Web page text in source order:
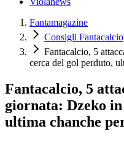
Fantamagazine
Consigli Fantacalcio
Fantacalcio, 5
cerca del gol perduto,
Fantacalcio, 5
giornata: Dzeko
ultima chanche